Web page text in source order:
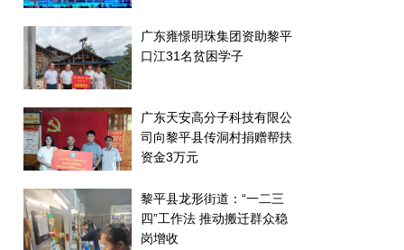
广东雍憬明珠集团资助黎平
口江31名贫困学子
广东天安高分子科技有限公
司向黎平县传洞村捐赠帮扶
资金3万元
黎平县龙形街道：“一二三
四”工作法 推动搬迁群众稳
岗增收